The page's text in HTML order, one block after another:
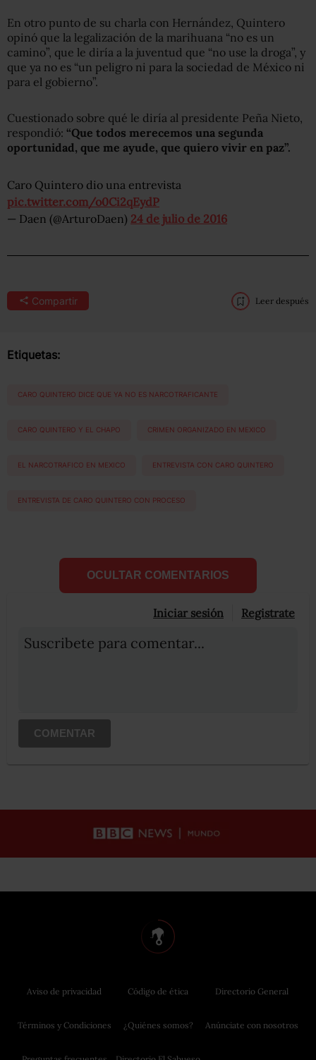
En otro punto de su charla con Hernández, Quintero
opinó que la legalización de la marihuana “no es un
camino”, que le diría a la juventud que “no use la droga”, y
que ya no es “un peligro ni para la sociedad de México ni
para el gobierno”.
Cuestionado sobre qué le diría al presidente Peña Nieto,
respondió: “Que todos merecemos una segunda
oportunidad, que me ayude, que quiero vivir en paz”.
Caro Quintero dio una entrevista
pic.twitter.com/o0Ci2qEydP
— Daen (@ArturoDaen) 24 de julio de 2016
Compartir Leer después
Etiquetas:
CARO QUINTERO DICE QUE YA NO ES NARCOTRAFICANTE
CARO QUINTERO Y EL CHAPO CRIMEN ORGANIZADO EN MEXICO
EL NARCOTRAFICO EN MEXICO ENTREVISTA CON CARO QUINTERO
ENTREVISTA DE CARO QUINTERO CON PROCESO
OCULTAR COMENTARIOS
Iniciar sesión Registrate
Suscribete para comentar...
COMENTAR
Aviso de privacidad
Términos y Condiciones
Código de ética
¿Quiénes somos?
Directorio General
Anúnciate con nosotros